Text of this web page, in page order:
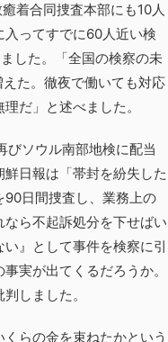
着合同捜査本部にも10人
ってすでに60人近い検
した。「全国の検察の未
た。徹夜で働いても対応
だ」と述べました。
びソウル南部地検に配当
日報は「帯封を紛失した
日間捜査し、業務上の
ら不起訴処分を下せばい
』として事件を検察に引
実が出てくるだろうか。
しました。
らの金を束ねたかという